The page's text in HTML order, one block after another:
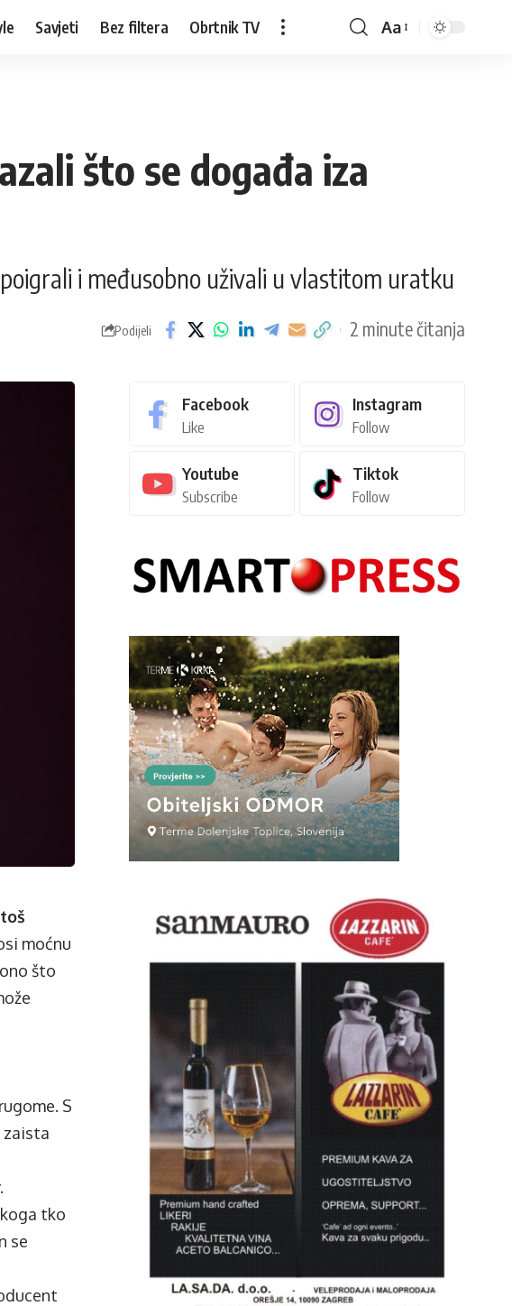
Savjeti Bez filtera Obrtnik TV Aa
što se događa iza
i međusobno uživali u vlastitom uratku
Podijeli 2 minute čitanja
moćnu
što
S
zaista
tko
se
Facebook
Like
Instagram
Follow
Youtube
Subscribe
Tiktok
Follow